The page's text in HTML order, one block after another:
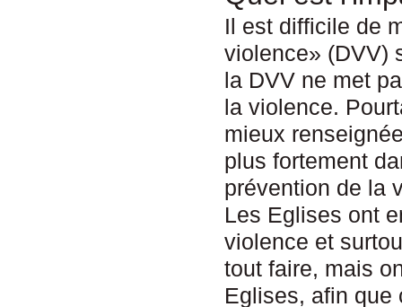
Il est difficile de
violence» (DVV)
la DVV ne met
la violence.
mieux
plus fortement
prévention de la
Les Eglises ont
violence et
tout faire, mais
Eglises, afin que